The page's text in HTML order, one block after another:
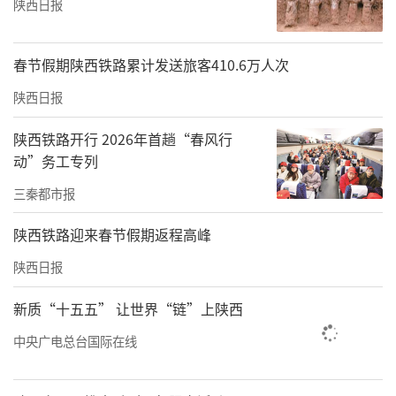
陕西日报
春节假期陕西铁路累计发送旅客410.6万人次
陕西日报
陕西铁路开行 2026年首趟“春风行
动”务工专列
三秦都市报
陕西铁路迎来春节假期返程高峰
陕西日报
新质“十五五” 让世界“链”上陕西
中央广电总台国际在线